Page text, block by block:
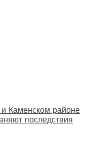
Каменском районе
последствия